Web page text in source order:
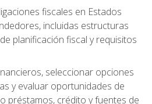
fiscales en Estados
incluidas estructuras
planificación fiscal y requisitos
seleccionar opciones
y evaluar oportunidades de
préstamos, crédito y fuentes de